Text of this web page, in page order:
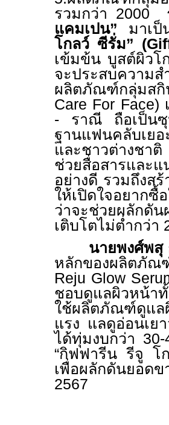
รวมกว่า 2000
แคมเปน” มาเป็
โกลว์ ซีรั่ม”
เข้มข้น บูสต์ผิวโ
จะประสบควา
ผลิตภัณฑ์กลุ่มสกิ
Care For Face)
- ราณี ถือเป็นซุ
ฐานแฟนคลับเ
และชาวต่างชา
ช่วยสื่อสารและ
อย่างดี รวมถึงส
ให้เปิดใจอยาก
ว่าจะช่วยผลักดัน
เติบโตไม่ต่ำกว่า
นายพงศ์พสุ
หลักของผลิตภัณ
Reju Glow
ชอบดูแลผิวหน้า
ใช้ผลิตภัณฑ์ดูแล
แรง แลดูอ่อนเย
ได้ทุ่มงบกว่า
“กิฟฟารีน รีจู โ
เพื่อผลักดันยอด
2567